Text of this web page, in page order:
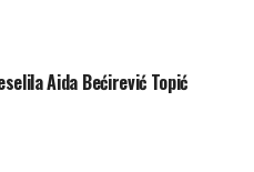
Aida Bećirević Topić